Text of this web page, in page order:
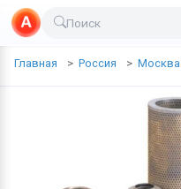
Поиск
Главная Россия Москва
Доставка еды